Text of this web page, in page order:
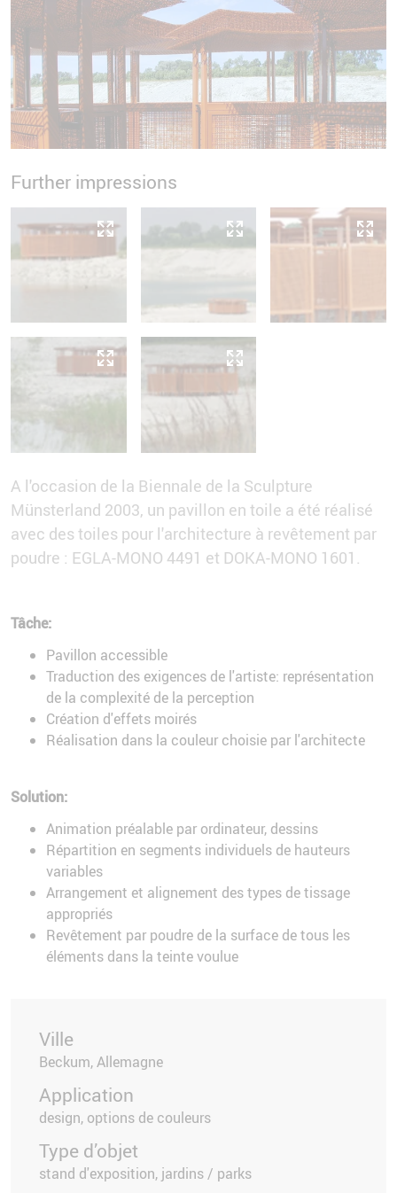
Further impressions
A l'occasion de la Biennale de la Sculpture
Münsterland 2003, un pavillon en toile a été réalisé
avec des toiles pour l'architecture à revêtement par
poudre : EGLA-MONO 4491 et DOKA-MONO 1601.
Tâche:
Pavillon accessible
Traduction des exigences de l'artiste: représentation
de la complexité de la perception
Création d'effets moirés
Réalisation dans la couleur choisie par l'architecte
Solution:
Animation préalable par ordinateur, dessins
Répartition en segments individuels de hauteurs
variables
Arrangement et alignement des types de tissage
appropriés
Revêtement par poudre de la surface de tous les
éléments dans la teinte voulue
Ville
Beckum, Allemagne
Application
design, options de couleurs
Type d’objet
stand d'exposition, jardins / parks